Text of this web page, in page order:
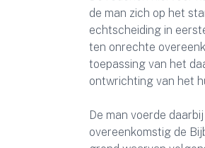
de man zich op het
echtscheiding in
ten onrechte
toepassing van het
ontwrichting van het
De man voerde
overeenkomstig de